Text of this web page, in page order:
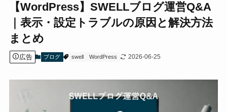
【WordPress】SWELLブログ運営Q&A
｜表示・設定トラブルの原因と解決方法
まとめ
広告 ブログ swell WordPress 2026-06-25